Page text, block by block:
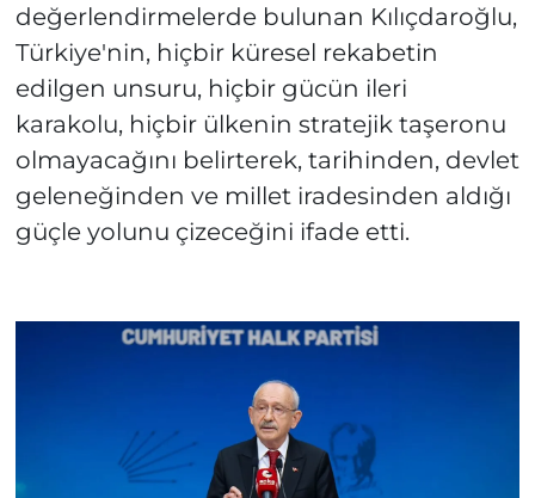
değerlendirmelerde bulunan Kılıçdaroğlu,
Türkiye'nin, hiçbir küresel rekabetin
edilgen unsuru, hiçbir gücün ileri
karakolu, hiçbir ülkenin stratejik taşeronu
olmayacağını belirterek, tarihinden, devlet
geleneğinden ve millet iradesinden aldığı
güçle yolunu çizeceğini ifade etti.